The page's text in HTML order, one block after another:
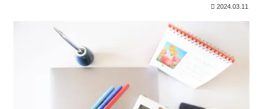
2024.03.11